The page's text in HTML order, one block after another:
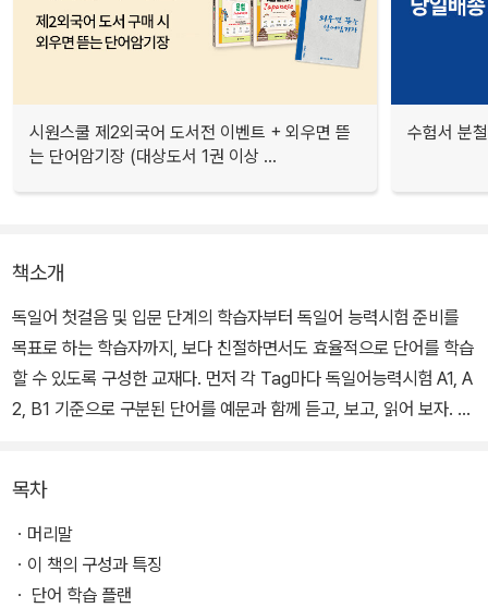
시원스쿨 제2외국어 도서전 이벤트 + 외우면 뜯
는 단어암기장 (대상도서 1권 이상 ...
수험서 분
책소개
독일어 첫걸음 및 입문 단계의 학습자부터 독일어 능력시험 준비를
목표로 하는 학습자까지, 보다 친절하면서도 효율적으로 단어를 학습
할 수 있도록 구성한 교재다. 먼저 각 Tag마다 독일어능력시험 A1, A
2, B1 기준으로 구분된 단어를 예문과 함께 듣고, 보고, 읽어 보자. 나
일 Talk 코너에서 독일어를 좀 더 흥미롭게 만나 볼 수 있다.
▶ 해당 도서의 무료 학습자료와 유료 동영상 강의는 시원스쿨 독일
어 사이트에서 만나실 수 있습니다. (germany.siwonschool.co
목차
ㆍ머리말
ㆍ이 책의 구성과 특징
ㆍ 단어 학습 플랜